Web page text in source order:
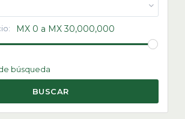
MX 0 a MX 30,000,000
búsqueda
BUSCAR